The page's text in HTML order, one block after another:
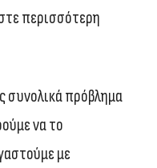
περισσότερη
συνολικά πρόβλημα
να το
με